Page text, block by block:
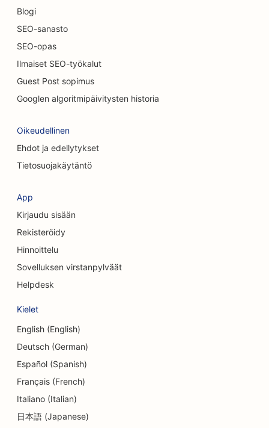
hakukoneoptimointi
SEO kissakahviloille
SEO kiropraktikoille
SEO siivouspalveluille
SEO kahviloille
SEO konsulttiyrityksille
SEO kosmeettisille kirurgeille
SEO valuutanvaihtopalveluille
SEO kraniofaciaalisille kirurgeille
SEO luottoyhteisöille
SEO päiväkodeille
SEO velkaneuvontapalveluille
SEO hammaslääkäriklinikoille
SEO Delisille
Blogi
SEO-sanasto
SEO-opas
Ilmaiset SEO-työkalut
Guest Post sopimus
Googlen algoritmipäivitysten historia
Oikeudellinen
Ehdot ja edellytykset
Tietosuojakäytäntö
App
Kirjaudu sisään
Rekisteröidy
Hinnoittelu
Sovelluksen virstanpylväät
Helpdesk
Kielet
English (English)
Deutsch (German)
Español (Spanish)
Français (French)
Italiano (Italian)
日本語 (Japanese)